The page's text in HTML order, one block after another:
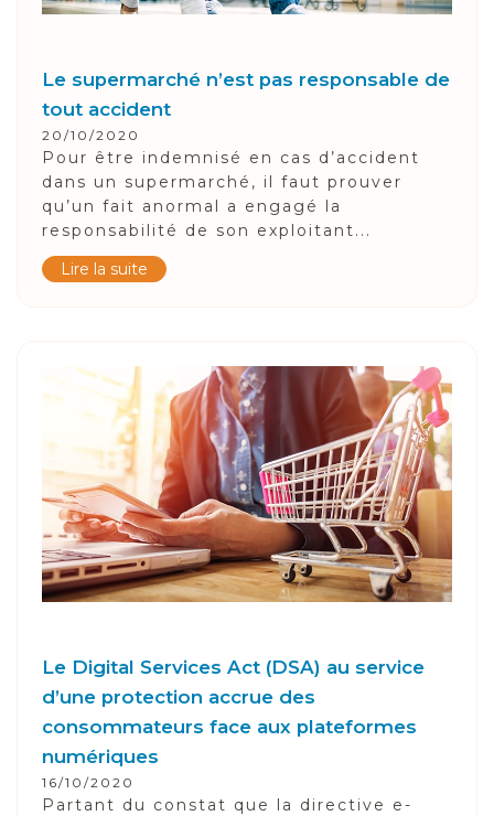
Le supermarché n’est pas responsable de
tout accident
20/10/2020
Pour être indemnisé en cas d’accident
dans un supermarché, il faut prouver
qu’un fait anormal a engagé la
responsabilité de son exploitant...
Lire la suite
Le Digital Services Act (DSA) au service
d’une protection accrue des
consommateurs face aux plateformes
numériques
16/10/2020
Partant du constat que la directive e-